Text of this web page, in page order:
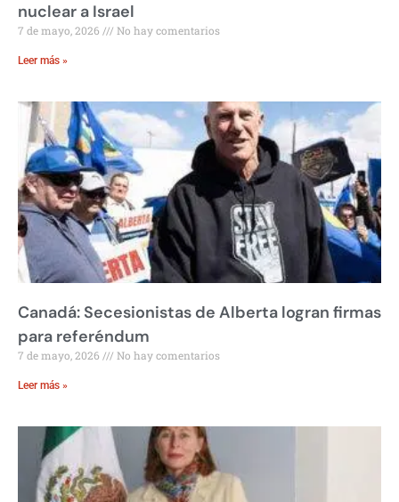
nuclear a Israel
7 de mayo, 2026 No hay comentarios
Leer más »
Canadá: Secesionistas de Alberta logran firmas
para referéndum
7 de mayo, 2026 No hay comentarios
Leer más »